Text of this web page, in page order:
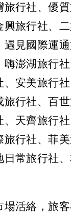
行社、優
旅行社、
見國際運
澎湖旅行
安美旅行
行社、百
天齊旅行
行社、菲
常旅行社
活絡，旅